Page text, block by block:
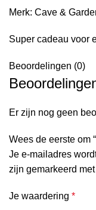
Merk: Cave &
Super cadeau voor
Beoordelingen (0)
Er zijn nog geen
Wees de eerste om
Je e-mailadres
zijn gemarkeerd met
Je waardering *